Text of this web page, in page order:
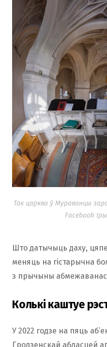
Так царква ў Мураванцы
Facebook
Што датычыць даху,
меняць на гістарычна
з прычыны
Колькі каштуе
У 2022 годзе на пяць
Гродзенскай абласцей